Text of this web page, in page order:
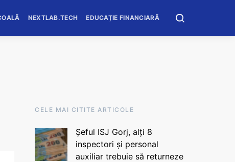
NEXTLAB.TECH EDUCAȚIE FINANCIARĂ
CELE MAI CITITE ARTICOLE
Șeful ISJ Gorj, alți 8
inspectori și personal
auxiliar trebuie să returneze